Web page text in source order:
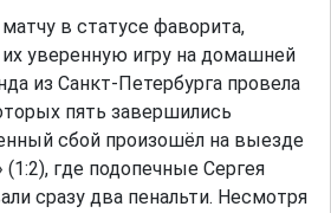
в статусе фаворита,
уверенную игру на домашней
из Санкт-Петербурга провела
пять завершились
сбой произошёл на выезде
(1:2), где подопечные Сергея
сразу два пенальти. Несмотря